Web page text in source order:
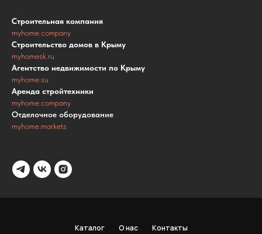
Строительная компания
myhome.company
Строительство домов в Крыму
myhomesk.ru
Агентство недвижимости по Крыму
myhome.su
Аренда стройтехники
myhome.company
Отделочное оборудование
myhome.markets
Каталог О нас Контакты